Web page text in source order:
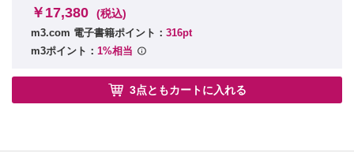
￥17,380 (税込)
m3.com 電子書籍ポイント： 316pt
m3ポイント： 1%相当
3点ともカートに入れる